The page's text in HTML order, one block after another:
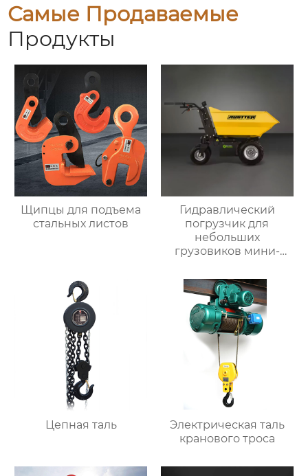
Самые Продаваемые
Продукты
Щипцы для подъема
стальных листов
Гидравлический
погрузчик для
небольших
грузовиков мини-
Цепная таль
Электрическая таль
кранового троса